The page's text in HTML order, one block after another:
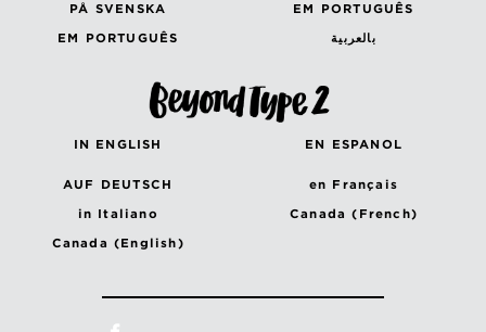
PÅ SVENSKA
EM PORTUGUÊS
EM PORTUGUÊS
بالعربية
IN ENGLISH EN ESPANOL
AUF DEUTSCH
en Français
in Italiano
Canada (French)
Canada (English)